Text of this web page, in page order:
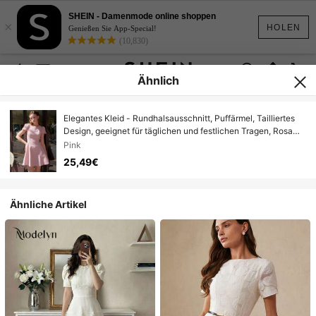
HOLEN
×
SHEIN - Damenmode online shoppen
Genießen Sie App-Special!
(10,830)
Ähnlich
Elegantes Kleid - Rundhalsausschnitt, Puffärmel, Tailliertes
Design, geeignet für täglichen und festlichen Tragen, Rosa
Sommer
Pink
25,49€
Ähnliche Artikel